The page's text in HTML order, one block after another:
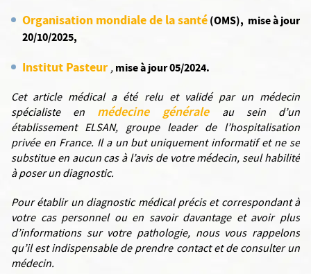
Organisation mondiale de la santé(OMS), mise à jour
20/10/2025,
Institut Pasteur,mise à jour 05/2024.
Cet article médical a été relu et validé par un médecin
spécialiste en
médecine générale
au sein d’un
établissement ELSAN, groupe leader de l’hospitalisation
privée en France. Il a un but uniquement informatif et ne se
substitue en aucun cas à l’avis de votre médecin, seul habilité
à poser un diagnostic.
Pour établir un diagnostic médical précis et correspondant à
votre cas personnel ou en savoir davantage et avoir plus
d’informations sur votre pathologie, nous vous rappelons
qu’il est indispensable de prendre contact et de consulter un
médecin.